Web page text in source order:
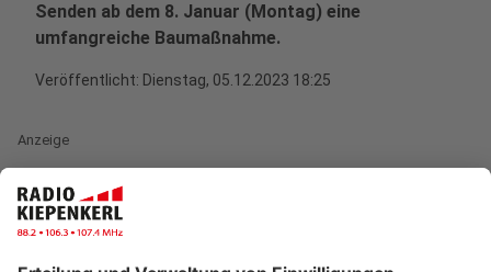
Senden ab dem 8. Januar (Montag) eine
umfangreiche Baumaßnahme.
Veröffentlicht: Dienstag, 05.12.2023 18:25
Anzeige
Die Arbeiten werden insgesamt voraussichtlich etwa